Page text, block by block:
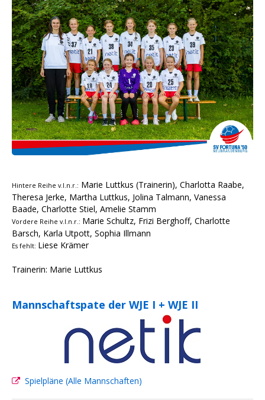
Hintere Reihe v.l.n.r.: Marie Luttkus (Trainerin), Charlotta Raabe,
Theresa Jerke, Martha Luttkus, Jolina Talmann, Vanessa
Baade, Charlotte Stiel, Amelie Stamm
Vordere Reihe v.l.n.r.: Marie Schultz, Frizi Berghoff, Charlotte
Barsch, Karla Utpott, Sophia Illmann
Es fehlt: Liese Krämer
Trainerin: Marie Luttkus
Mannschaftspate der WJE I + WJE II
Spielpläne (Alle Mannschaften)